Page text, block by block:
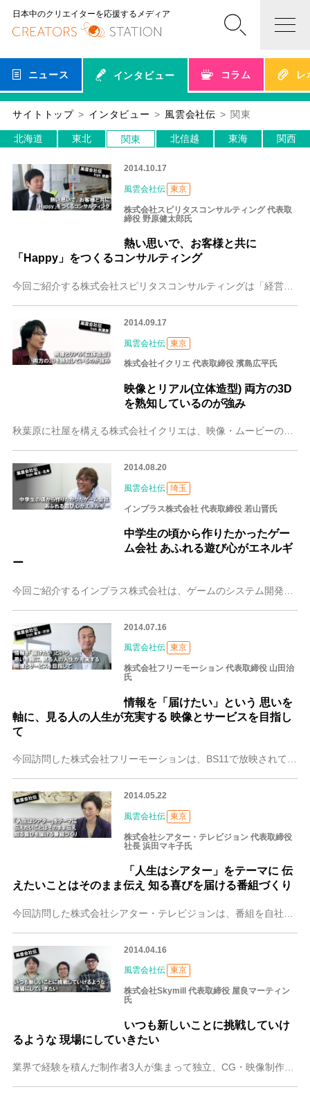
日本中のクリエイターを応援するメディア
ニュース インタビュー コラム レ
サイトトップ インタビュー 風雲会社伝 関東
北海道 東北 関東 北信越 東海 関西
2014.10.17
風雲会社伝 東京
株式会社スピリタスコンサルティング 代表取
締役 野原健太郎氏
熱い思いで、お客様と共に
「Happy」をつくるコンサルティング
今回ご紹介する株式会社スピリタスコンサルティングは「経営財務コンサルティング」を手掛けている企業です。財務データを分析し、より良い経営を一緒に考え、お互いの「H
2014.09.17
風雲会社伝 東京
株式会社イクリエ 代表取締役 濱島広平氏
映像とリアル(立体造型) 両方の3D
を熟知しているのが強み
秋葉原に社屋を構える株式会社イクリエは、映像・ムービーの制作の他、最近は3Dデータを使ったフィギュアの企画・制作にも力を入れ、デジタルコンテンツ業界で羽ばたこう
2014.08.20
風雲会社伝 埼玉
インプラス株式会社 代表取締役 若山晋氏
中学生の頃から作りたかったゲー
ム会社 あふれる遊び心がエネルギ
ー
2014.07.16
風雲会社伝 東京
株式会社フリーモーション 代表取締役 山田治
氏
情報を「届けたい」という 思いを
軸に、見る人の人生が充実する 映像とサービスを目指し
て
今回訪問した株式会社フリーモーションは、BS11で放映されている「世界豪華客船紀行」をはじめ、企業の販促用や政府観光局のプロモーションビデオ等も手掛ける映像の企
2014.05.22
風雲会社伝 東京
株式会社シアター・テレビジョン 代表取締役
社長 浜田マキ子氏
「人生はシアター」をテーマに 伝
えたいことはそのまま伝え 知る喜びを届ける番組づくり
2014.04.16
風雲会社伝 東京
株式会社Skymill 代表取締役 屋良マーティン
氏
いつも新しいことに挑戦していけ
るような 現場にしていきたい
業界で経験を積んだ制作者3人が集まって独立、CG・映像制作会社Skymillを結成したのが2013年の暮れでした。設立したばかりでまだ規模は小さいものの、これか